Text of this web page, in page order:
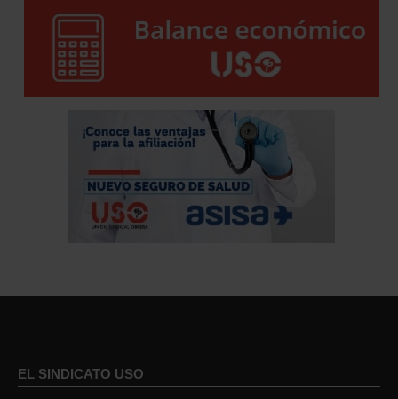
EL SINDICATO USO